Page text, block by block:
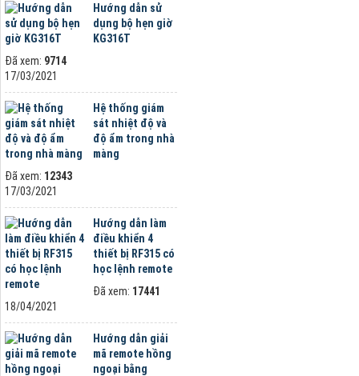
Hướng dẫn sử
dụng bộ hẹn giờ
KG316T
Đã xem: 9714
17/03/2021
Hệ thống giám
sát nhiệt độ và
độ ẩm trong nhà
màng
Đã xem: 12343
17/03/2021
Hướng dẫn làm
điều khiển 4
thiết bị RF315 có
học lệnh remote
Đã xem: 17441
18/04/2021
Hướng dẫn giải
mã remote hồng
ngoại bằng